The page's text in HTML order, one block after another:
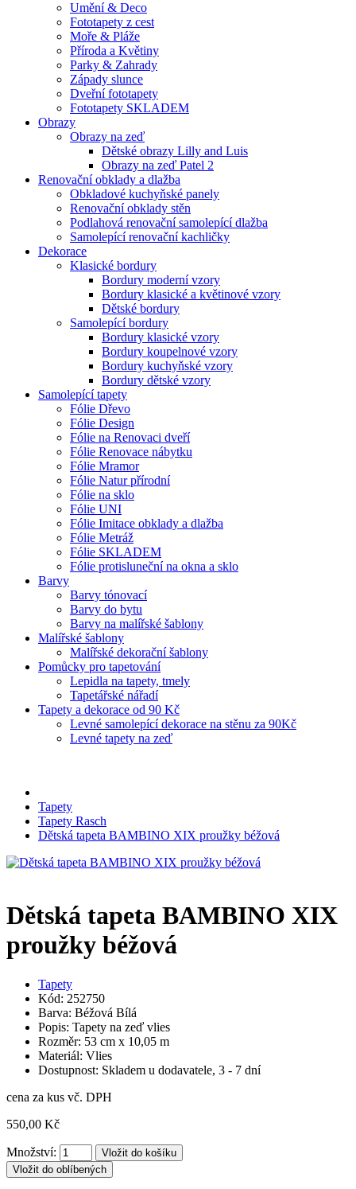
Umění & Deco
Fototapety z cest
Moře & Pláže
Příroda a Květiny
Parky & Zahrady
Západy slunce
Dveřní fototapety
Fototapety SKLADEM
Obrazy
Obrazy na zeď
Dětské obrazy Lilly and Luis
Obrazy na zeď Patel 2
Renovační obklady a dlažba
Obkladové kuchyňské panely
Renovační obklady stěn
Podlahová renovační samolepící dlažba
Samolepící renovační kachličky
Dekorace
Klasické bordury
Bordury moderní vzory
Bordury klasické a květinové vzory
Dětské bordury
Samolepící bordury
Bordury klasické vzory
Bordury koupelnové vzory
Bordury kuchyňské vzory
Bordury dětské vzory
Samolepící tapety
Fólie Dřevo
Fólie Design
Fólie na Renovaci dveří
Fólie Renovace nábytku
Fólie Mramor
Fólie Natur přírodní
Fólie na sklo
Fólie UNI
Fólie Imitace obklady a dlažba
Fólie Metráž
Fólie SKLADEM
Fólie protisluneční na okna a sklo
Barvy
Barvy tónovací
Barvy do bytu
Barvy na malířské šablony
Malířské šablony
Malířské dekorační šablony
Pomůcky pro tapetování
Lepidla na tapety, tmely
Tapetářské nářadí
Tapety a dekorace od 90 Kč
Levné samolepící dekorace na stěnu za 90Kč
Levné tapety na zeď
Tapety
Tapety Rasch
Dětská tapeta BAMBINO XIX proužky béžová
Dětská tapeta BAMBINO XIX
proužky béžová
Tapety
Kód: 252750
Barva: Béžová Bílá
Popis: Tapety na zeď vlies
Rozměr: 53 cm x 10,05 m
Materiál: Vlies
Dostupnost: Skladem u dodavatele, 3 - 7 dní
cena za kus vč. DPH
550,00 Kč
Množství:
Vložit do oblíbených